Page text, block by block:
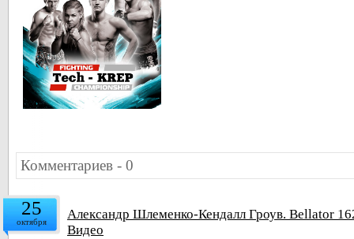
Комментариев - 0
25
октября
Александр Шлеменко-Кендалл Гроув. Bellator
Видео